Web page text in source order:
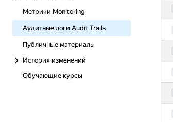
Метрики Monitoring
Аудитные логи Audit Trails
Публичные материалы
История изменений
Обучающие курсы